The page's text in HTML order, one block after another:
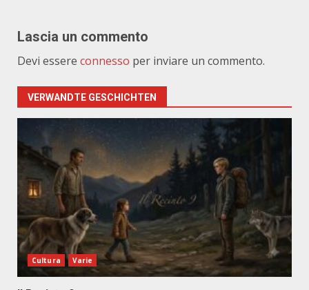
Lascia un commento
Devi essere connesso per inviare un commento.
VERWANDTE GESCHICHTEN
Cultura Varie